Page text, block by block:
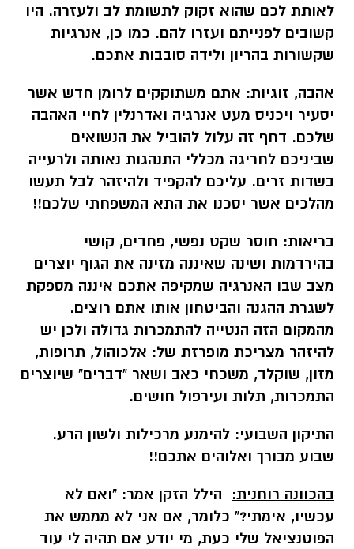
לאותת לכם שהוא זקוק לתשומת לב ולעזרה. היו
קשובים לפנייתם ועזרו להם. כמו כן, אנרגיות
שקשורות בהריון ולידה סובבות אתכם.
אהבה, זוגיות: אתם משתוקקים לרומן חדש אשר
יסעיר ויכניס מעט אנרגיה ואדרנלין לחיי האהבה
שלכם. דחף זה עלול להוביל את הנשואים
שביניכם לחריגה מכללי התנהגות נאותה ולרעייה
בשדות זרים. עליכם להקפיד ולהיזהר לבל תעשו
מהלכים אשר יסכנו את התא המשפחתי שלכם!!
בריאות: חוסר שקט נפשי, פחדים, קושי
בהירדמות ושינה שאיננה מזינה את הגוף יוצרים
מצב שבו האנרגיה שמקיפה אתכם איננה מספקת
לשגרת ההגנה והביטחון אותו אתם רוצים.
מהמקום הזה הנטייה להתמכרות גדולה ולכן יש
להיזהר מצריכת מופרזת של: אלכוהול, תרופות,
מזון, שוקלד, משכחי כאב ושאר "דברים" שיוצרים
התמכרות, תלות ועירפול חושים.
התיקון השבועי: להימנע מרכילות ולשון הרע.
שבוע מבורך ואלוהים אתכם!!
בהכוונה רוחנית:
הילל הזקן אמר: "ואם לא
עכשיו, אימתי?" כלומר, אם אני לא מממש את
הפוטנציאל שלי כעת, מי יודע אם תהיה לי עוד